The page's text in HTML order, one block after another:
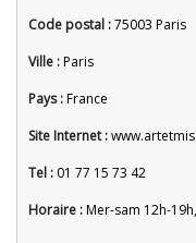
Code postal :75003 Paris
Ville :Paris
Pays :France
Site Internet :
Tel : 01 77 15 73 42
Horaire :Mer-sam 12h-